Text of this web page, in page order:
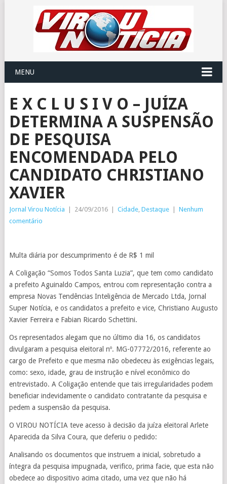
MENU
E X C L U S I V O – JUÍZA
DETERMINA A SUSPENSÃO
DE PESQUISA
ENCOMENDADA PELO
CANDIDATO CHRISTIANO
XAVIER
Jornal Virou Notícia 24/09/2016 Cidade, Destaque
Nenhum
comentário
Multa diária por descumprimento é de R$ 1 mil
A Coligação “Somos Todos Santa Luzia”, que tem como candidato
a prefeito Aguinaldo Campos, entrou com representação contra a
empresa Novas Tendências Inteligência de Mercado Ltda, Jornal
Super Notícia, e os candidatos a prefeito e vice, Christiano Augusto
Xavier Ferreira e Fabian Ricardo Schettini.
Os representados alegam que no último dia 16, os candidatos
divulgaram a pesquisa eleitoral nº. MG-07772/2016, referente ao
cargo de Prefeito e que mesma não obedeceu às exigências legais,
como: sexo, idade, grau de instrução e nível econômico do
entrevistado. A Coligação entende que tais irregularidades podem
beneficiar indevidamente o candidato contratante da pesquisa e
pedem a suspensão da pesquisa.
O VIROU NOTÍCIA teve acesso à decisão da juíza eleitoral Arlete
Aparecida da Silva Coura, que deferiu o pedido:
Analisando os documentos que instruem a inicial, sobretudo a
íntegra da pesquisa impugnada, verifico, prima facie, que esta não
obedece ao dispositivo acima citado, uma vez que não há